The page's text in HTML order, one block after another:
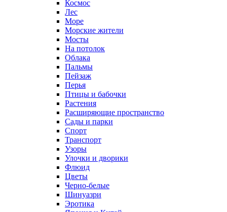
Космос
Лес
Море
Морские жители
Мосты
На потолок
Облака
Пальмы
Пейзаж
Перья
Птицы и бабочки
Растения
Расширяющие пространство
Сады и парки
Спорт
Транспорт
Узоры
Улочки и дворики
Флюид
Цветы
Черно-белые
Шинуазри
Эротика